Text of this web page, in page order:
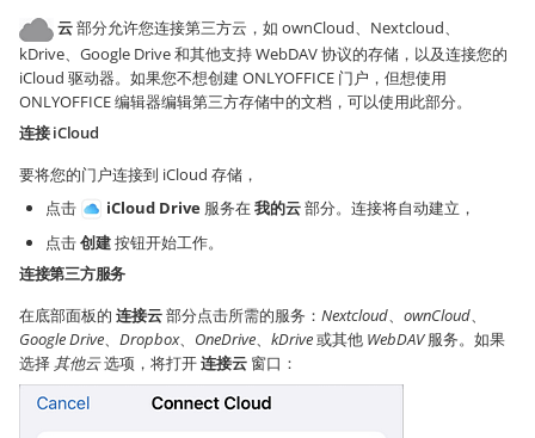
云部分允许您连接第三方云，如 ownCloud、Nextcloud、
kDrive、Google Drive 和其他支持 WebDAV 协议的存储，以及连接您的
iCloud 驱动器。如果您不想创建 ONLYOFFICE 门户，但想使用
ONLYOFFICE 编辑器编辑第三方存储中的文档，可以使用此部分。
连接 iCloud
要将您的门户连接到 iCloud 存储，
点击
iCloud Drive 服务在我的云部分。连接将自动建立，
点击创建按钮开始工作。
连接第三方服务
在底部面板的 连接云部分点击所需的服务： Nextcloud、 ownCloud、
Google Drive、 Dropbox、 OneDrive、 kDrive或其他 WebDAV服务。如果
选择其他云选项，将打开连接云 窗口：